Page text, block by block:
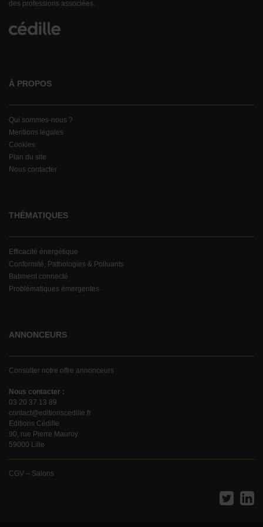
des professions associées.
À PROPOS
Qui sommes-nous ?
Mentions légales
Cookies
Plan du site
Nous contacter
THÉMATIQUES
Efficacité énergétique
Conformité, Pathologies & Polluants
Batiment connecté
Problématiques émergentes
ANNONCEURS
Consulter notre offre annonceurs
Nous contacter :
03 20 37 13 89
contact@editionscedille.fr
Editions Cédille
90, rue Pierre Mauroy
59000 Lille
CGV – Salons